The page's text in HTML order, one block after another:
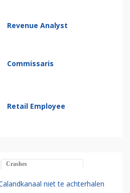
Revenue Analyst
Commissaris
Retail Employee
Crashes
niet te achterhalen